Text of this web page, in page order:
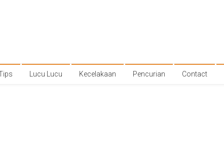
Lucu Lucu Kecelakaan Pencurian Contact